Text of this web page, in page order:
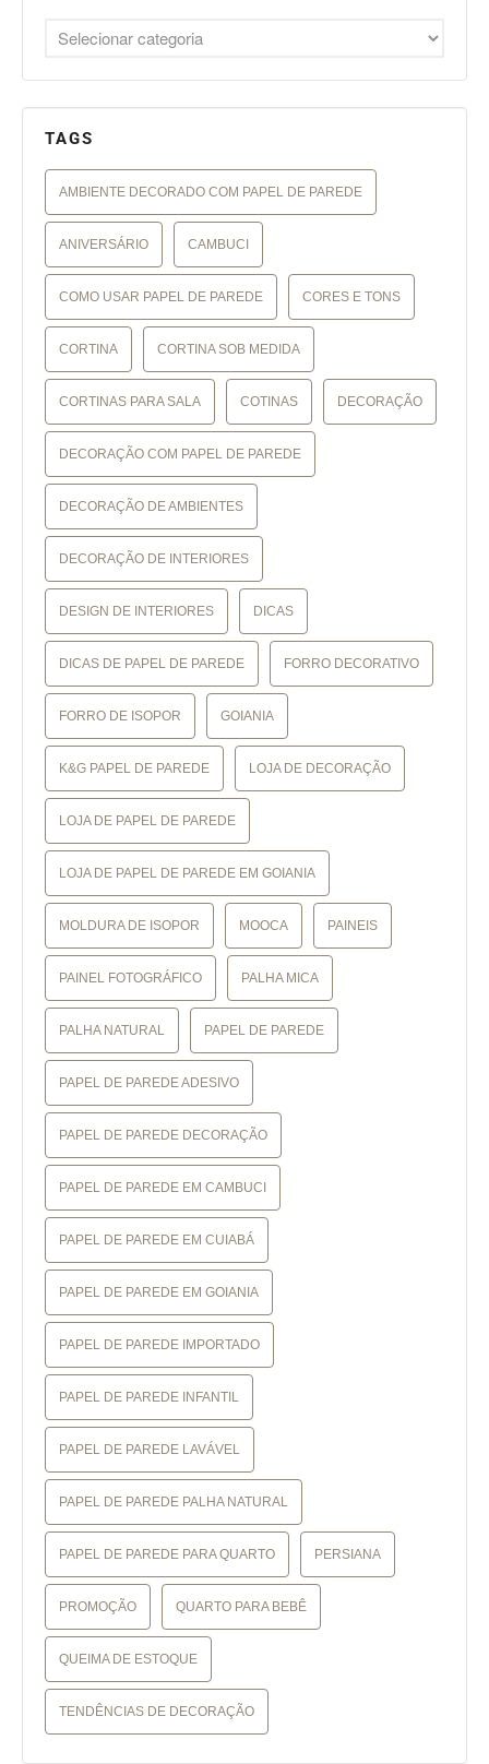
TAGS
AMBIENTE DECORADO COM PAPEL DE PAREDE
ANIVERSÁRIO CAMBUCI
COMO USAR PAPEL DE PAREDE CORES E TONS
CORTINA CORTINA SOB MEDIDA
CORTINAS PARA SALA COTINAS DECORAÇÃO
DECORAÇÃO COM PAPEL DE PAREDE
DECORAÇÃO DE AMBIENTES
DECORAÇÃO DE INTERIORES
DESIGN DE INTERIORES DICAS
DICAS DE PAPEL DE PAREDE FORRO DECORATIVO
FORRO DE ISOPOR GOIANIA
K&G PAPEL DE PAREDE LOJA DE DECORAÇÃO
LOJA DE PAPEL DE PAREDE
LOJA DE PAPEL DE PAREDE EM GOIANIA
MOLDURA DE ISOPOR MOOCA PAINEIS
PAINEL FOTOGRÁFICO PALHA MICA
PALHA NATURAL PAPEL DE PAREDE
PAPEL DE PAREDE ADESIVO
PAPEL DE PAREDE DECORAÇÃO
PAPEL DE PAREDE EM CAMBUCI
PAPEL DE PAREDE EM CUIABÁ
PAPEL DE PAREDE EM GOIANIA
PAPEL DE PAREDE IMPORTADO
PAPEL DE PAREDE INFANTIL
PAPEL DE PAREDE LAVÁVEL
PAPEL DE PAREDE PALHA NATURAL
PAPEL DE PAREDE PARA QUARTO PERSIANA
PROMOÇÃO QUARTO PARA BEBÊ
QUEIMA DE ESTOQUE
TENDÊNCIAS DE DECORAÇÃO